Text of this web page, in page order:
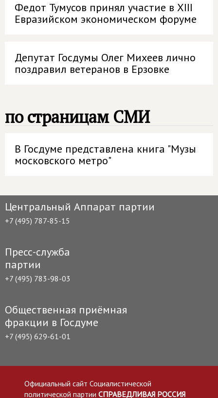
Федот Тумусов принял участие в XIII
Евразийском экономическом форуме
Депутат Госдумы Олег Михеев лично
поздравил ветеранов в Ерзовке
по страницам СМИ
В Госдуме представлена книга "Музы
московского метро"
Центральный Аппарат партии
+7 (495) 787-85-15
Пресс-служба
партии
+7 (495) 783-98-03
Общественная приёмная
фракции в Госдуме
+7 (495) 629-61-01
Официальный сайт Социалистической
политической партии СПРАВЕДЛИВАЯ РОССИЯ